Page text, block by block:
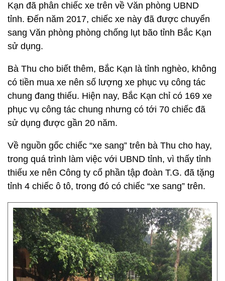
Kạn đã phân chiếc xe trên về Văn phòng UBND
tỉnh. Đến năm 2017, chiếc xe này đã được chuyển
sang Văn phòng phòng chống lụt bão tỉnh Bắc Kạn
sử dụng.
Bà Thu cho biết thêm, Bắc Kạn là tỉnh nghèo, không
có tiền mua xe nên số lượng xe phục vụ công tác
chung đang thiếu. Hiện nay, Bắc Kạn chỉ có 169 xe
phục vụ công tác chung nhưng có tới 70 chiếc đã
sử dụng được gần 20 năm.
Về nguồn gốc chiếc “xe sang” trên bà Thu cho hay,
trong quá trình làm việc với UBND tỉnh, vì thấy tỉnh
thiếu xe nên Công ty cổ phần tập đoàn T.G. đã tặng
tỉnh 4 chiếc ô tô, trong đó có chiếc “xe sang” trên.